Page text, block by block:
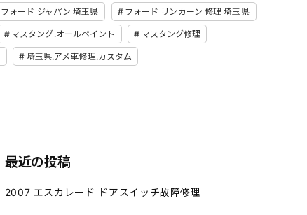
フォード ジャパン 埼玉県 フォード リンカーン 修理 埼玉県
マスタング.オールペイント マスタング修理
埼玉県.アメ車修理.カスタム
最近の投稿
2007 エスカレード ドアスイッチ故障修理